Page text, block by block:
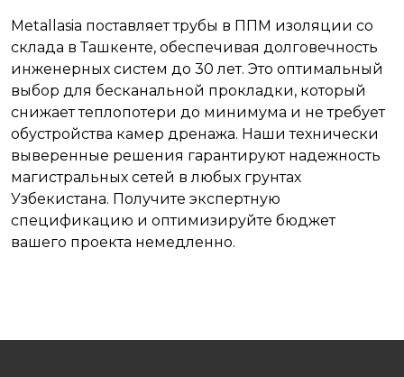
Metallasia поставляет трубы в ППМ изоляции со
склада в Ташкенте, обеспечивая долговечность
инженерных систем до 30 лет. Это оптимальный
выбор для бесканальной прокладки, который
снижает теплопотери до минимума и не требует
обустройства камер дренажа. Наши технически
выверенные решения гарантируют надежность
магистральных сетей в любых грунтах
Узбекистана. Получите экспертную
спецификацию и оптимизируйте бюджет
вашего проекта немедленно.